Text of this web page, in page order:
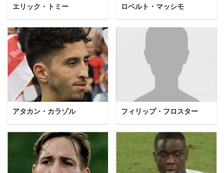
エリック・トミー ロベルト・マッシモ
アタカン・カラゾル フィリップ・フロスター